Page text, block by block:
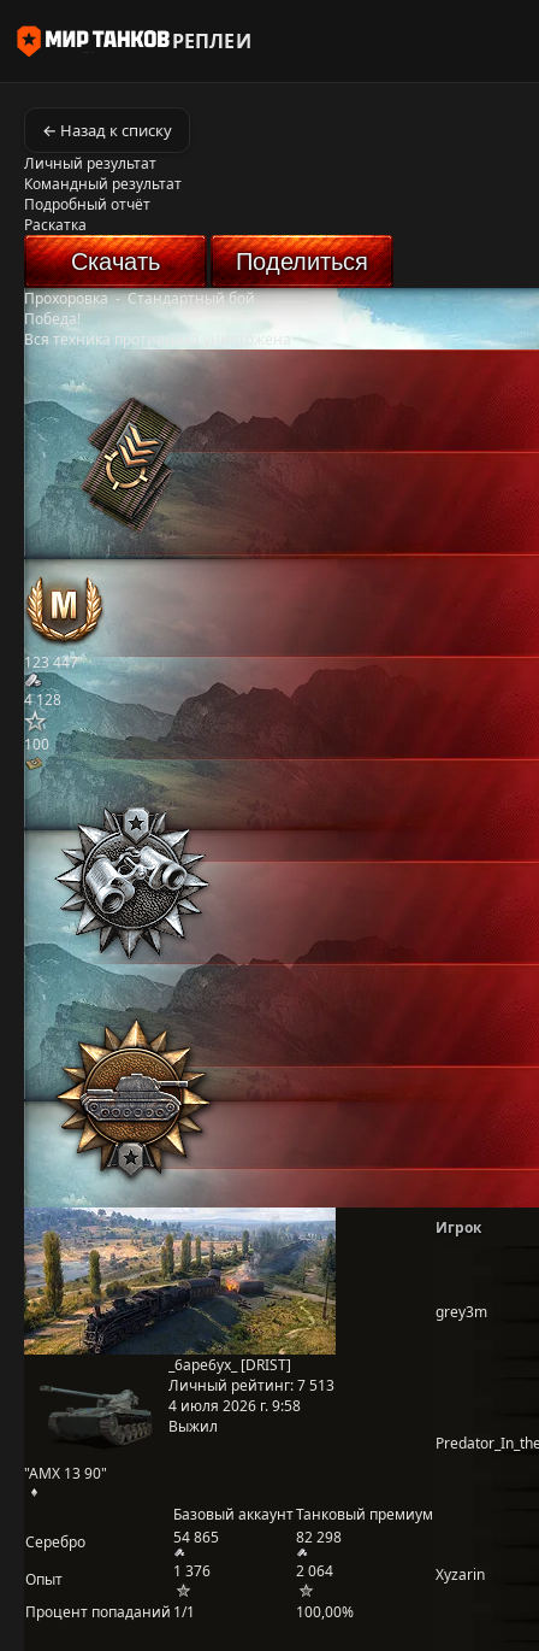
РЕПЛЕИ
← Назад к списку
Личный результат
Командный результат
Подробный отчёт
Раскатка
Скачать Поделиться
Прохоровка-Стандартный бой
Победа!
Вся техника противника уничтожена
123 447
4 128
100
"AMX 13 90"
_6ape6yx_ [DRIST]
Личный рейтинг:7 513
4 июля 2026 г. 9:58
Выжил
Базовый аккаунтТанковый премиум
Серебро
54 865 82 298
Опыт 1 376
2 064
Процент попаданий 1/1 100,00%
Игрок
grey3m
Xyzarin